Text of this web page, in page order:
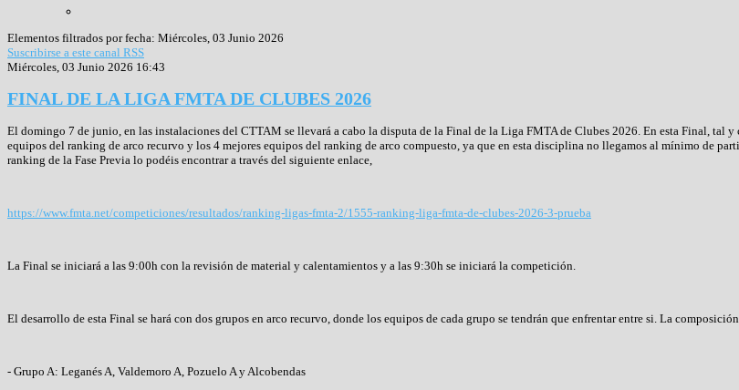
Elementos filtrados por fecha: Miércoles, 03 Junio 2026
Suscribirse a este canal RSS
Miércoles, 03 Junio 2026 16:43
FINAL DE LA LIGA FMTA DE CLUBES 2026
El domingo 7 de junio, en las instalaciones del CTTAM se llevará a cabo la disputa de la Final de la Liga FMTA de Clubes 2026. En esta Final, tal
equipos del ranking de arco recurvo y los 4 mejores equipos del ranking de arco compuesto, ya que en esta disciplina no llegamos al mínimo de
ranking de la Fase Previa lo podéis encontrar a través del siguiente enlace,
https://www.fmta.net/competiciones/resultados/ranking-ligas-fmta-2/1555-ranking-liga-fmta-de-clubes-2026-3-prueba
La Final se iniciará a las 9:00h con la revisión de material y calentamientos y a las 9:30h se iniciará la competición.
El desarrollo de esta Final se hará con dos grupos en arco recurvo, donde los equipos de cada grupo se tendrán que enfrentar entre si. La
- Grupo A: Leganés A, Valdemoro A, Pozuelo A y Alcobendas